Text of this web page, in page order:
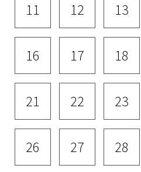
11 12 13
16 17 18
21 22 23
26 27 28